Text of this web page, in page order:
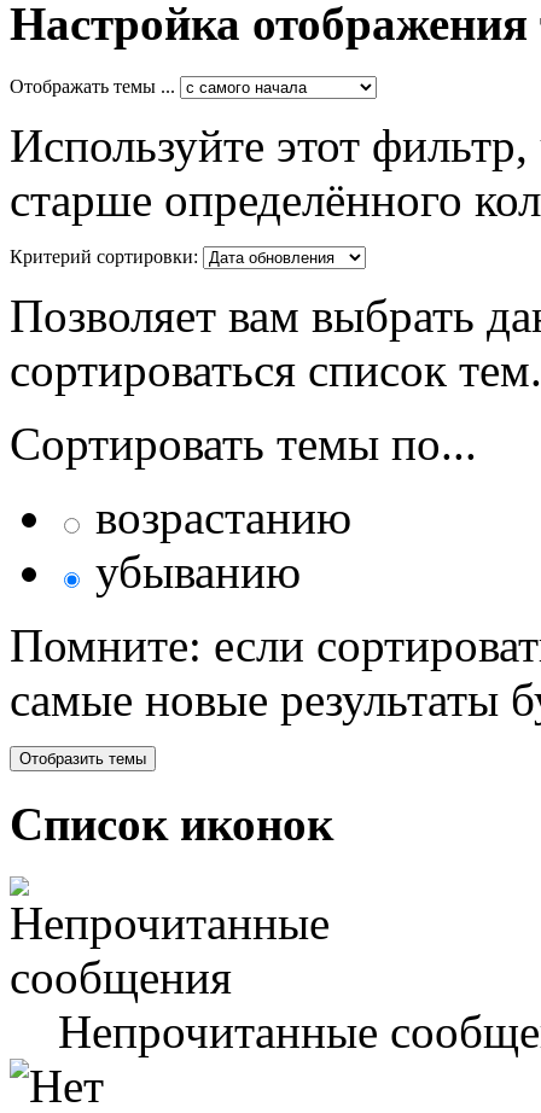
Настройка отображения
Отображать темы ...
Используйте этот
старше определённого
Критерий сортировки:
Позволяет вам выбрать
сортироваться список тем.
Сортировать темы по...
возрастанию
убыванию
Помните: если
самые новые результаты
Список иконок
Непрочитанные